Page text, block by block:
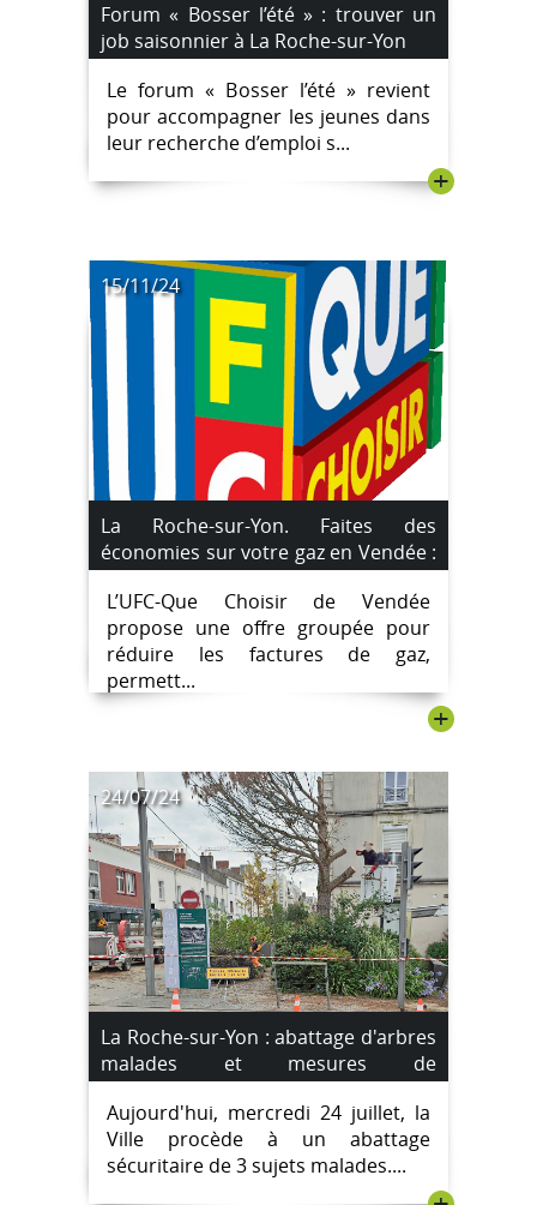
Forum « Bosser l’été » : trouver un
job saisonnier à La Roche-sur-Yon
Le forum « Bosser l’été » revient
pour accompagner les jeunes dans
leur recherche d’emploi s...
+
15/11/24
La Roche-sur-Yon. Faites des
économies sur votre gaz en Vendée :
jusqu’à 22 % de réduction avec UFC-
Que Choisir
L’UFC-Que Choisir de Vendée
propose une offre groupée pour
réduire les factures de gaz,
permett...
+
24/07/24
La Roche-sur-Yon : abattage d'arbres
malades et mesures de
compensation.
Aujourd'hui, mercredi 24 juillet, la
Ville procède à un abattage
sécuritaire de 3 sujets malades....